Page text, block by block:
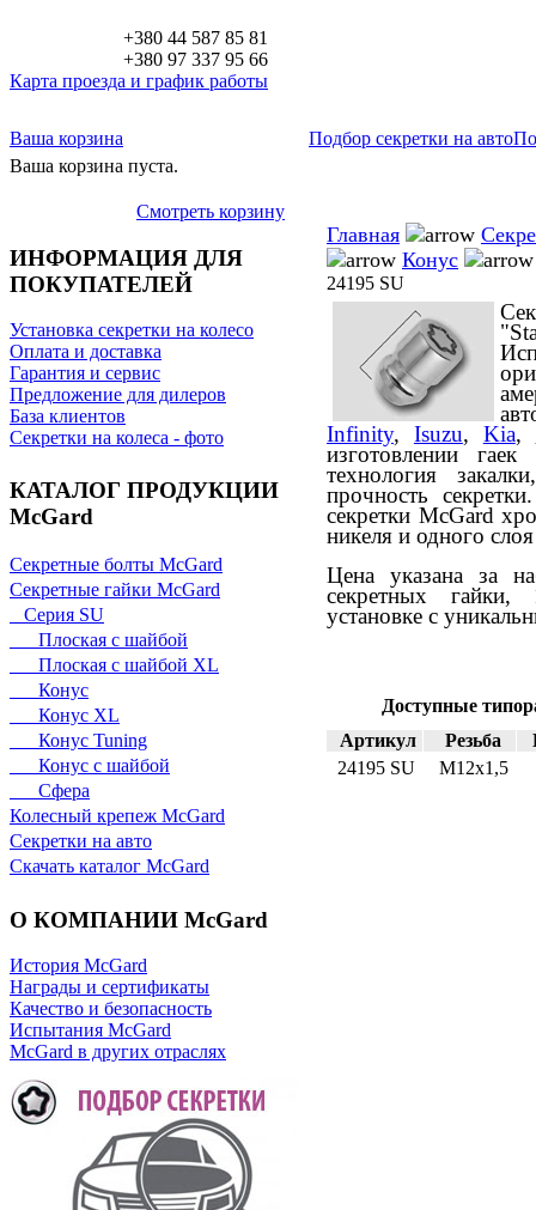
+380 44 587 85 81
+380 97 337 95 66
Карта проезда и график работы
Ваша корзина
Ваша корзина пуста.
Смотреть корзину
Подбор секретки на авто
ИНФОРМАЦИЯ ДЛЯ
ПОКУПАТЕЛЕЙ
Установка секретки на колесо
Оплата и доставка
Гарантия и сервис
Предложение для дилеров
База клиентов
Секретки на колеса - фото
КАТАЛОГ ПРОДУКЦИИ
McGard
Секретные болты McGard
Секретные гайки McGard
Серия SU
Плоская с шайбой
Плоская с шайбой XL
Конус
Конус XL
Конус Tuning
Конус с шайбой
Сфера
Колесный крепеж McGard
Секретки на авто
Скачать каталог McGard
О КОМПАНИИ McGard
История McGard
Награды и сертификаты
Качество и безопасность
Испытания McGard
McGard в других отраслях
Главная
Конус
24195 SU
Infinity, Isuzu, Kia,
изготовлении гаек
технология
прочность
секретки McGard
никеля и одного
Цена указана за
секретных гайки,
установке с
Доступные
Артикул
Резьба
24195 SU
М12х1,5